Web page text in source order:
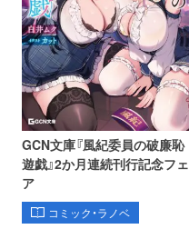
GCN文庫『風紀委員の破廉恥
遊戯』2か月連続刊行記念フェ
ア
コミック・ラノベ